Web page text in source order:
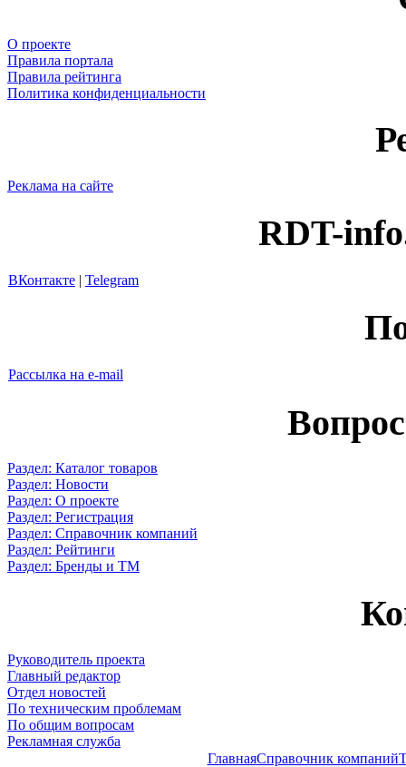
О проекте
Правила портала
Правила рейтинга
Политика конфиденциальности
Реклама на сайте
RDT-
ВКонтакте | Telegram
Рассылка на e-mail
Раздел: Каталог товаров
Раздел: Новости
Раздел: О проекте
Раздел: Регистрация
Раздел: Справочник компаний
Раздел: Рейтинги
Раздел: Бренды и ТМ
Руководитель проекта
Главный редактор
Отдел новостей
По техническим проблемам
По общим вопросам
Рекламная служба
ГлавнаяСправочник компаний